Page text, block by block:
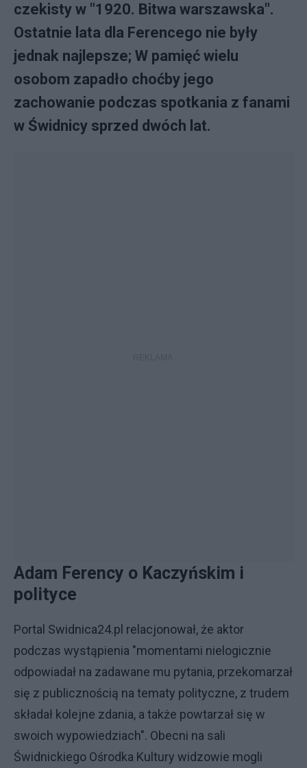
czekisty w "1920. Bitwa warszawska".
Ostatnie lata dla Ferencego nie były
jednak najlepsze; W pamięć wielu
osobom zapadło choćby jego
zachowanie podczas spotkania z fanami
w Świdnicy sprzed dwóch lat.
Adam Ferency o Kaczyńskim i
polityce
Portal Swidnica24.pl relacjonował, że aktor
podczas wystąpienia "momentami nielogicznie
odpowiadał na zadawane mu pytania, przekomarzał
się z publicznością na tematy polityczne, z trudem
składał kolejne zdania, a także powtarzał się w
swoich wypowiedziach". Obecni na sali
Świdnickiego Ośrodka Kultury widzowie mogli